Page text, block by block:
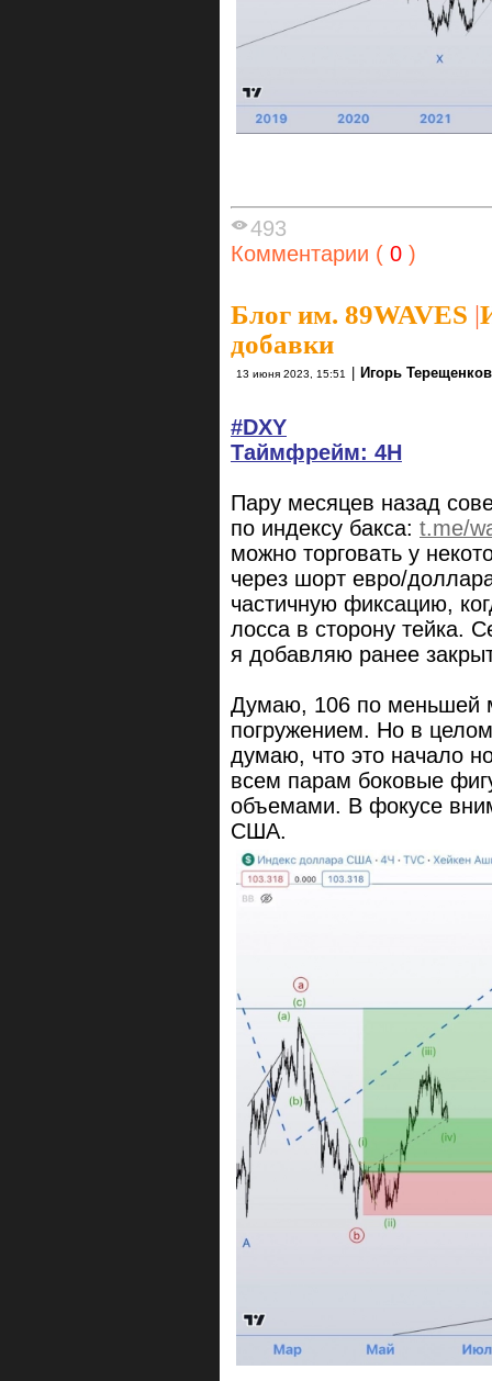
493
Комментарии ( 0 )
Блог им. 89WAVES |
добавки
13 июня 2023, 15:51 Игорь Терещенков
#DXY
Таймфрейм: 4H
Пару месяцев назад
по индексу бакса: t.me/
можно торговать у
через шорт евро/
частичную фиксацию,
лосса в сторону тейка.
я добавляю ранее
Думаю, 106 по меньшей
погружением. Но в
думаю, что это начало
всем парам боковые
объемами. В фокусе
США.